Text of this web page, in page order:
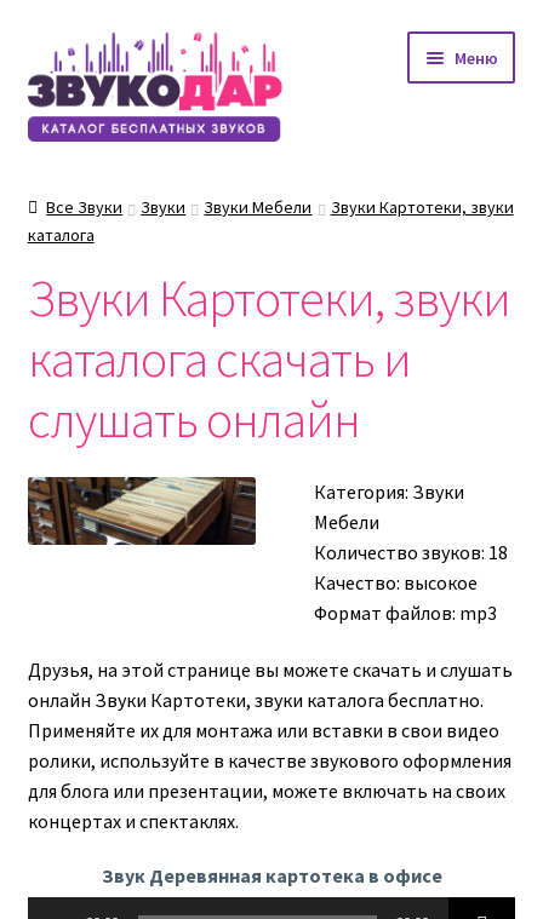
Перейти
к
навигации
Перейти
к
содержимому
Меню
Все Звуки Звуки Звуки Мебели
Звуки Картотеки, звуки
каталога
Звуки Картотеки, звуки
каталога скачать и
слушать онлайн
Категория: Звуки
Мебели
Количество звуков: 18
Качество: высокое
Формат файлов: mp3
Друзья, на этой странице вы можете скачать и слушать
онлайн Звуки Картотеки, звуки каталога бесплатно.
Применяйте их для монтажа или вставки в свои видео
ролики, используйте в качестве звукового оформления
для блога или презентации, можете включать на своих
концертах и спектаклях.
Звук Деревянная картотека в офисе